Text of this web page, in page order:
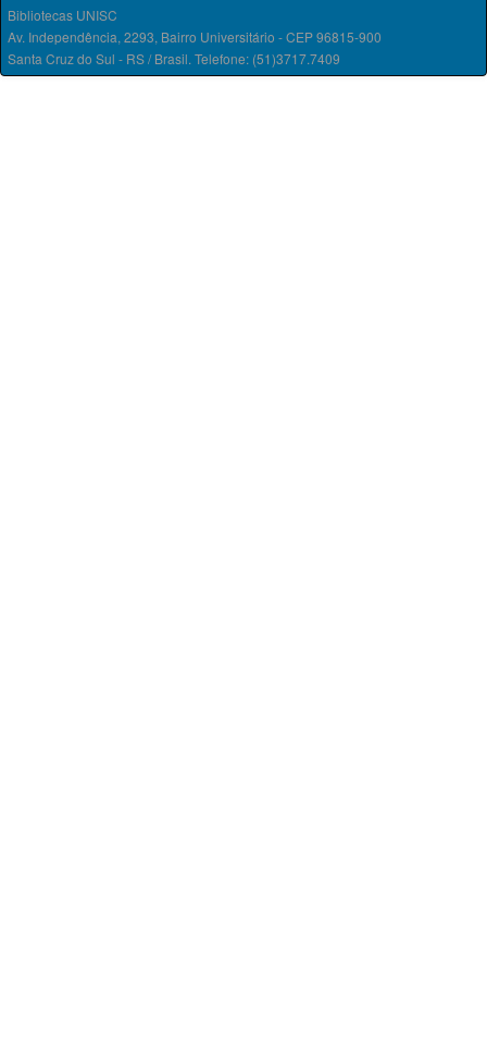
Bibliotecas UNISC
Av. Independência, 2293, Bairro Universitário - CEP 96815-900
Santa Cruz do Sul - RS / Brasil. Telefone: (51)3717.7409